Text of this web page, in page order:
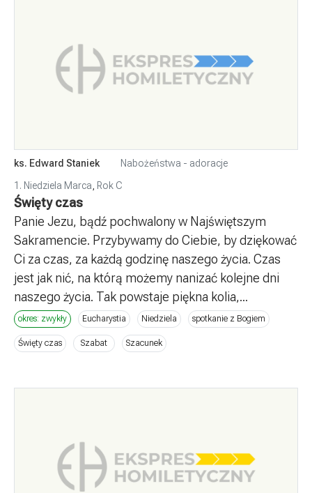
ks. Edward Staniek
Nabożeństwa - adoracje
1. Niedziela Marca
Rok C
Święty czas
Panie Jezu, bądź pochwalony w Najświętszym
Sakramencie. Przybywamy do Ciebie, by dziękować
Ci za czas, za każdą godzinę naszego życia. Czas
jest jak nić, na którą możemy nanizać kolejne dni
naszego życia. Tak powstaje piękna kolia,...
okres: zwykły Eucharystia Niedziela spotkanie z Bogiem
Święty czas Szabat Szacunek